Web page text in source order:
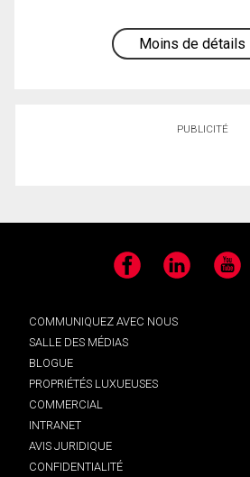
Moins de détails
PUBLICITÉ
Facebook LinkedIn YouTube
COMMUNIQUEZ AVEC NOUS
SALLE DES MÉDIAS
BLOGUE
PROPRIÉTÉS LUXUEUSES
COMMERCIAL
INTRANET
AVIS JURIDIQUE
CONFIDENTIALITÉ